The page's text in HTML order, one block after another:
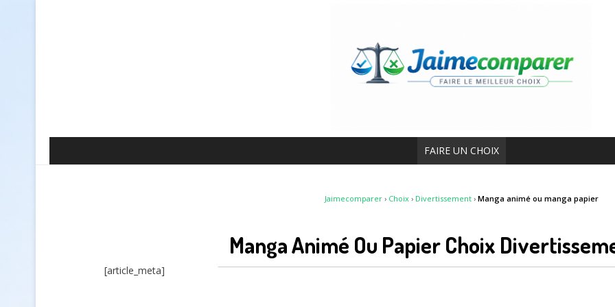
FAIRE UN CHOIX
Jaimecomparer› Choix› Divertissement› Manga animé ou manga papier
Manga Animé Ou Papier Choix
[article_meta]